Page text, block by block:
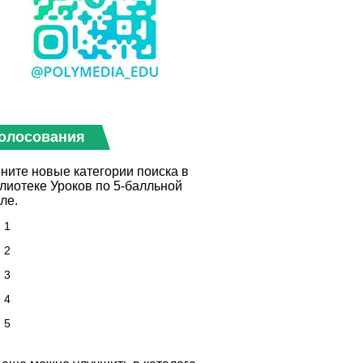
новые категории поиска в
Уроков по 5-балльной
1
2
3
4
5